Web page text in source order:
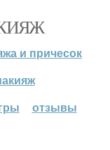
и причесок
отзывы